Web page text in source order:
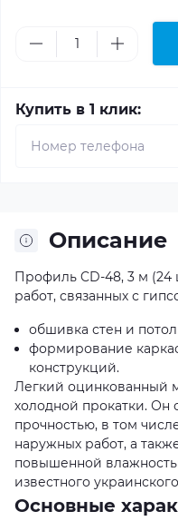
Купить в 1 клик:
Описание
Профиль CD-48, 3 м (24
работ, связанных с
обшивка стен и
формирование
конструкций.
Легкий оцинкованный
холодной прокатки. Он
прочностью, в том
наружных работ, а
повышенной
известного
Основные